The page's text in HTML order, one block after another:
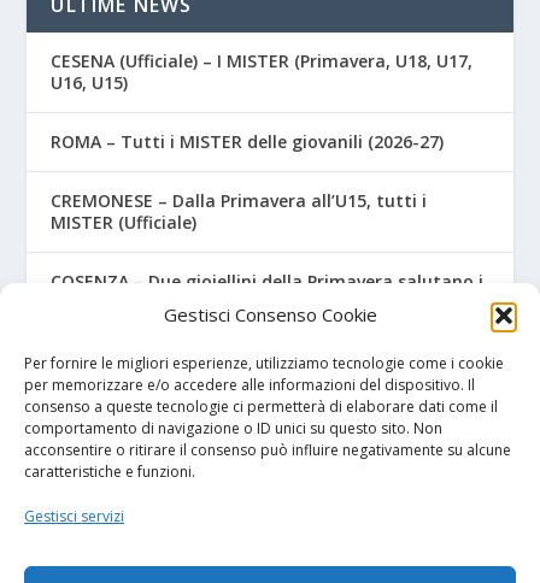
Gestisci Consenso Cookie
Per fornire le migliori esperienze, utilizziamo tecnologie come i cookie
per memorizzare e/o accedere alle informazioni del dispositivo. Il
consenso a queste tecnologie ci permetterà di elaborare dati come il
comportamento di navigazione o ID unici su questo sito. Non
acconsentire o ritirare il consenso può influire negativamente su alcune
caratteristiche e funzioni.
Gestisci servizi
CESENA (Ufficiale) – I MISTER (Primavera, U18, U17,
U16, U15)
ROMA – Tutti i MISTER delle giovanili (2026-27)
CREMONESE – Dalla Primavera all’U15, tutti i
MISTER (Ufficiale)
COSENZA – Due gioiellini della Primavera salutano i
PRIMAVERA VENEZIA – Contro il Chievo, quanti
nuovi acquisti! Ecco i nomi
I NOSTRI SPONSOR
Diretta.it